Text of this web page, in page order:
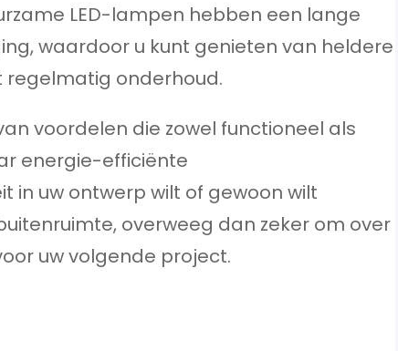
LED-lampen hebben een lange
waardoor u kunt genieten van heldere
regelmatig onderhoud.
voordelen die zowel functioneel als
energie-efficiënte
in uw ontwerp wilt of gewoon wilt
overweeg dan zeker om over
uw volgende project.